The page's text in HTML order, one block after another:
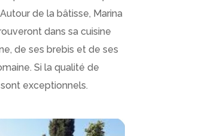
de la bâtisse, Marina
dans sa cuisine
de ses brebis et de ses
Si la qualité de
exceptionnels.